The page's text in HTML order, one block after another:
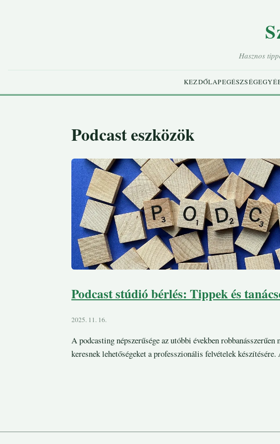
Hasznos
KEZDŐLAPEGÉSZSÉG
Podcast eszközök
Podcast stúdió bérlés: Tippek és
2025. 11. 16.
A podcasting népszerűsége az utóbbi években
keresnek lehetőségeket a professzionális felvételek